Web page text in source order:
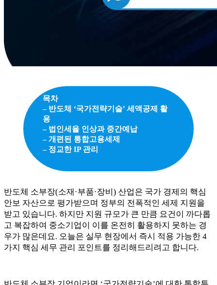
목차
– 반도체 ‘국가전략기술’ 세액공제 활
용
– 법인세율 인상과 중간예납
– 개편된 통합고용세제
– 정교한 IP 관리
반도체 소부장(소재·부품·장비) 산업은 국가 경제의 핵심
안보 자산으로 평가받으며 정부의 전폭적인 세제 지원을
받고 있습니다. 하지만 지원 규모가 큰 만큼 요건이 까다롭
고 복잡하여 중소기업이 이를 온전히 활용하지 못하는 경
우가 많은데요. 오늘은 실무 현장에서 즉시 적용 가능한 4
가지 핵심 세무 관리 포인트를 정리해드리려고 합니다.